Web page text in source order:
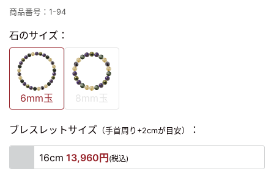
商品番号：1-94
石のサイズ：
6mm玉 8mm玉
ブレスレットサイズ （手首周り+2cmが目安） ：
16cm 13,960円(税込)